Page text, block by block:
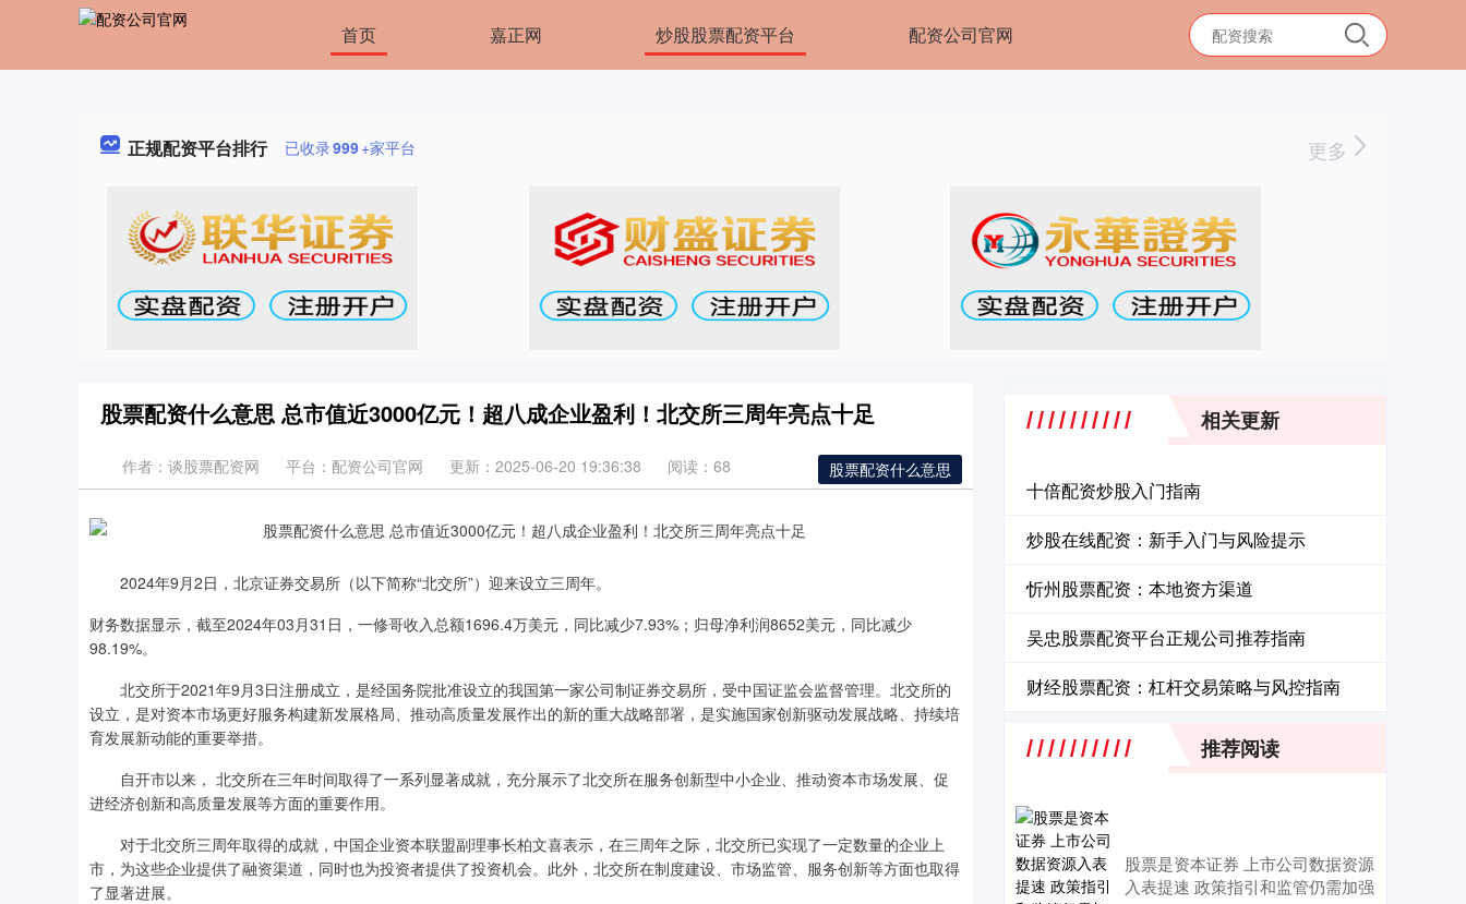
首页 嘉正网 炒股股票配资平台 配资公司官网
正规配资平台排行 已收录999+家平台 更多
股票配资什么意思 总市值近3000亿元！超八成企业盈利！北交所三周年亮点十足
股票配资什么意思
作者：谈股票配资网 平台：配资公司官网 更新：2025-06-20 19:36:38 阅读：68
2024年9月2日，北京证券交易所（以下简称“北交所”）迎来设立三周年。
财务数据显示，截至2024年03月31日，一修哥收入总额1696.4万美元，同比减少7.93%；归母净利润8652美元，同比减少
98.19%。
北交所于2021年9月3日注册成立，是经国务院批准设立的我国第一家公司制证券交易所，受中国证监会监督管理。北交所的
设立，是对资本市场更好服务构建新发展格局、推动高质量发展作出的新的重大战略部署，是实施国家创新驱动发展战略、持续培
育发展新动能的重要举措。
自开市以来， 北交所在三年时间取得了一系列显著成就，充分展示了北交所在服务创新型中小企业、推动资本市场发展、促
进经济创新和高质量发展等方面的重要作用。
对于北交所三周年取得的成就，中国企业资本联盟副理事长柏文喜表示，在三周年之际，北交所已实现了一定数量的企业上
市，为这些企业提供了融资渠道，同时也为投资者提供了投资机会。此外，北交所在制度建设、市场监管、服务创新等方面也取得
了显著进展。
相关更新
十倍配资炒股入门指南
炒股在线配资：新手入门与风险提示
忻州股票配资：本地资方渠道
吴忠股票配资平台正规公司推荐指南
财经股票配资：杠杆交易策略与风控指南
推荐阅读
股票是资本证券 上市公司数据资源
入表提速 政策指引和监管仍需加强